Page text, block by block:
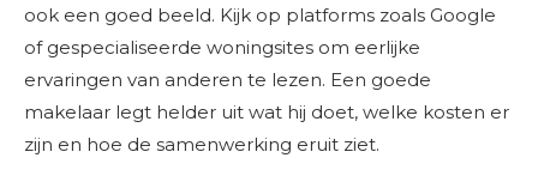
ook een goed beeld. Kijk op platforms zoals Google
of gespecialiseerde woningsites om eerlijke
ervaringen van anderen te lezen. Een goede
makelaar legt helder uit wat hij doet, welke kosten er
zijn en hoe de samenwerking eruit ziet.